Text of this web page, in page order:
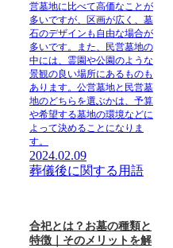
営墓地に比べて高価なことが
多いですが、
区画が広く 、 墓
石のデザインも自由な場合が
多いです。また、民営墓地の
中には、霊園や公園のような
景観の良い場所にあるものも
あります。公営墓地と民営墓
地のどちらを選ぶかは、 予算
や希望する墓地の環境などに
よって決めることになりま
す。
2024.02.09
葬儀後に関する用語
合祀とは？お墓の種類と
特徴｜そのメリットを解